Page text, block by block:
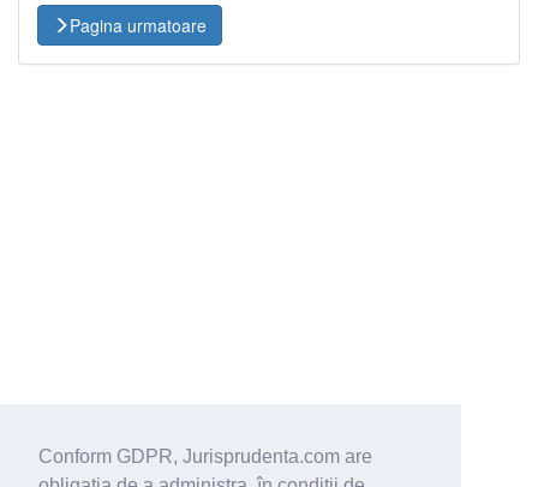
Conform GDPR, Jurisprudenta.com are
Pagina urmatoare